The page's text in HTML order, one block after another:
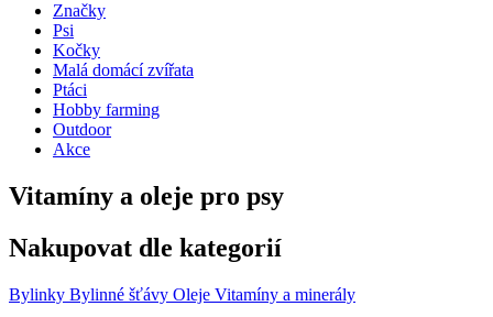
Značky
Psi
Kočky
Malá domácí zvířata
Ptáci
Hobby farming
Outdoor
Akce
Vitamíny a oleje pro psy
Nakupovat dle kategorií
Bylinky Bylinné šťávy Oleje Vitamíny a minerály